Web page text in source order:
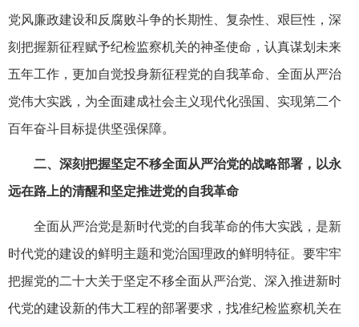
党风廉政建设和反腐败斗争的长期性、复杂性、艰巨性，深
刻把握新征程赋予纪检监察机关的神圣使命，认真谋划未来
五年工作，更加自觉投身新征程党的自我革命、全面从严治
党伟大实践，为全面建成社会主义现代化强国、实现第二个
百年奋斗目标提供坚强保障。
二、深刻把握坚定不移全面从严治党的战略部署，以永
远在路上的清醒和坚定推进党的自我革命
全面从严治党是新时代党的自我革命的伟大实践，是新
时代党的建设的鲜明主题和党治国理政的鲜明特征。要牢牢
把握党的二十大关于坚定不移全面从严治党、深入推进新时
代党的建设新的伟大工程的部署要求，找准纪检监察机关在